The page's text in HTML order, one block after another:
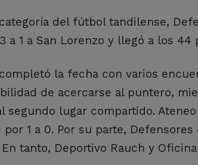
del fútbol tandilense,
a 1 a San Lorenzo y llegó a los
la fecha con varios
de acercarse al puntero,
segundo lugar compartido.
por 1 a 0. Por su parte,
tanto, Deportivo Rauch y Oficina